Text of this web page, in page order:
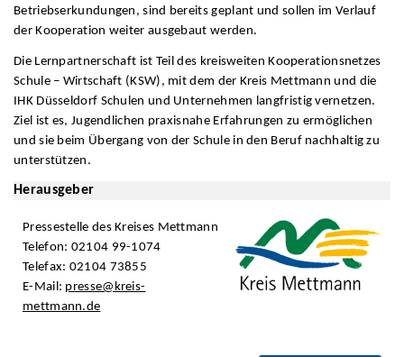
Betriebserkundungen, sind bereits geplant und sollen im Verlauf
der Kooperation weiter ausgebaut werden.
Die Lernpartnerschaft ist Teil des kreisweiten Kooperationsnetzes
Schule – Wirtschaft (KSW), mit dem der Kreis Mettmann und die
IHK Düsseldorf Schulen und Unternehmen langfristig vernetzen.
Ziel ist es, Jugendlichen praxisnahe Erfahrungen zu ermöglichen
und sie beim Übergang von der Schule in den Beruf nachhaltig zu
unterstützen.
Herausgeber
Pressestelle des Kreises Mettmann
Telefon: 02104 99-1074
Telefax: 02104 73855
E-Mail: presse@kreis-
mettmann.de